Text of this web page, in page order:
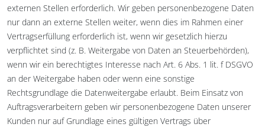
externen Stellen erforderlich. Wir geben personenbezogene Daten
nur dann an externe Stellen weiter, wenn dies im Rahmen einer
Vertragserfüllung erforderlich ist, wenn wir gesetzlich hierzu
verpflichtet sind (z. B. Weitergabe von Daten an Steuerbehörden),
wenn wir ein berechtigtes Interesse nach Art. 6 Abs. 1 lit. f DSGVO
an der Weitergabe haben oder wenn eine sonstige
Rechtsgrundlage die Datenweitergabe erlaubt. Beim Einsatz von
Auftragsverarbeitern geben wir personenbezogene Daten unserer
Kunden nur auf Grundlage eines gültigen Vertrags über